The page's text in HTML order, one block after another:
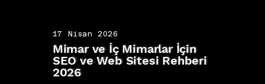
17 Nisan 2026
Mimar ve İç Mimarlar İçin
SEO ve Web Sitesi Rehberi
2026